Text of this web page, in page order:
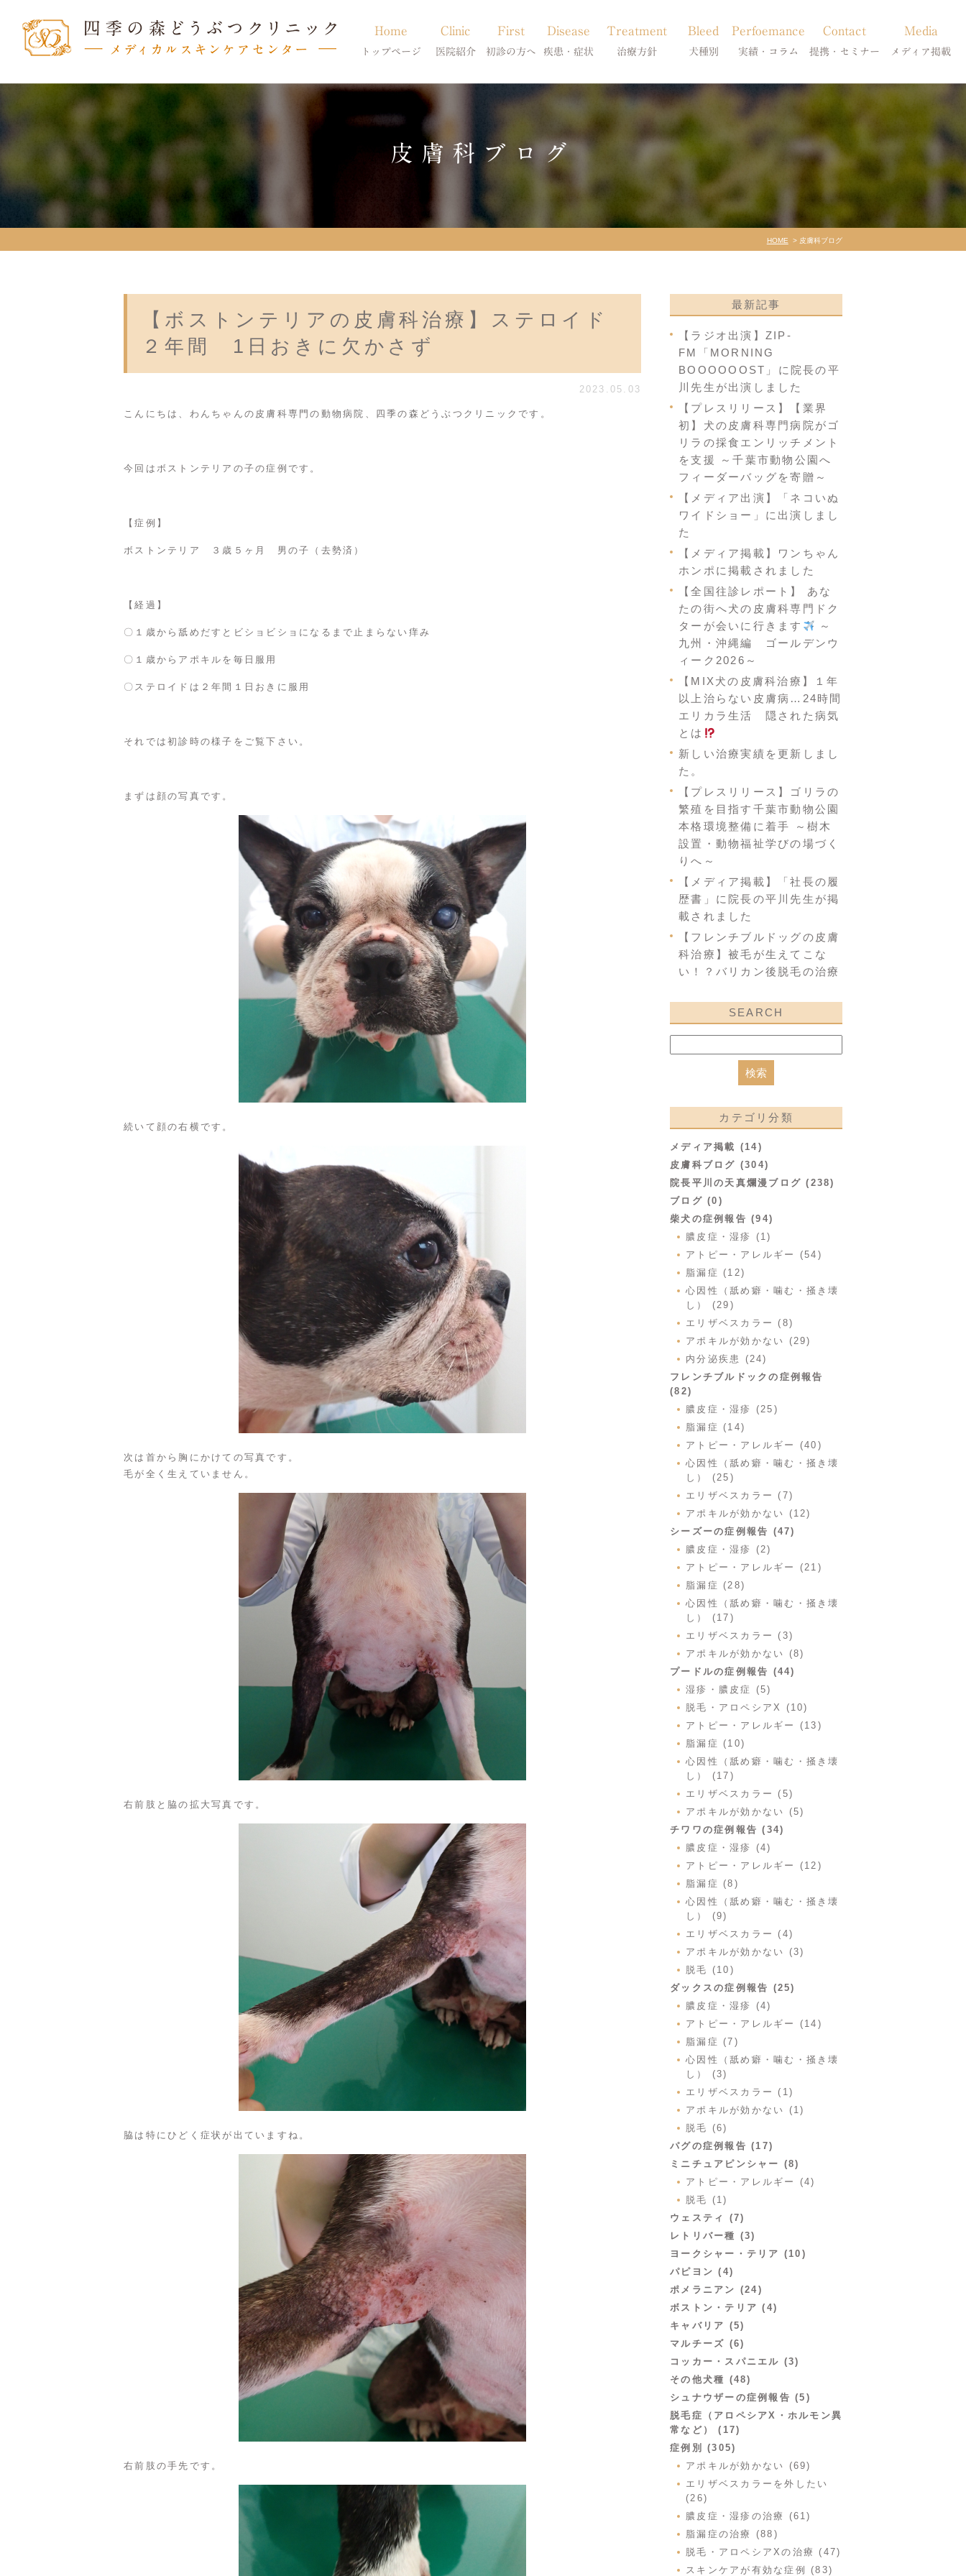
Home
トップページ
Clinic
医院紹介
当院のご紹介
獣医師紹介
First
初診の方へ
初診の方へ
Disease
疾患・症状
アトピー・アレルギー
膿皮症・脂漏症
脱毛症・アロペシアX
アポキルが効かない皮膚病
Treatment
治療方針
体質改善・食事療法
Bleed
犬種別
柴犬の皮膚病
シーズーの皮膚病
フレンチブルドッグの皮膚病
トイプードルの皮膚病
Perfoemance
実績・コラム
症状別
コラム「皮膚科のいろは」
Contact
提携・セミナー
診療提携・セミナー開催
Media
メディア掲載
皮膚科ブログ
HOME 皮膚科ブログ
【ボストンテリアの皮膚科治療】ステロイド
２年間 1日おきに欠かさず
2023.05.03
こんにちは、わんちゃんの皮膚科専門の動物病院、四季の森どうぶつクリニックです。
今回はボストンテリアの子の症例です。
【症例】
ボストンテリア ３歳５ヶ月 男の子（去勢済）
【経過】
〇１歳から舐めだすとビショビショになるまで止まらない痒み
〇１歳からアポキルを毎日服用
〇ステロイドは２年間１日おきに服用
それでは初診時の様子をご覧下さい。
まずは顔の写真です。
続いて顔の右横です。
次は首から胸にかけての写真です。
毛が全く生えていません。
右前肢と脇の拡大写真です。
脇は特にひどく症状が出ていますね。
右前肢の手先です。
最新記事
【ラジオ出演】ZIP-
FM「MORNING
BOOOOOOST」に院長の平
川先生が出演しました
【プレスリリース】【業界
初】犬の皮膚科専門病院がゴ
リラの採食エンリッチメント
を支援 ～千葉市動物公園へ
フィーダーバッグを寄贈～
【メディア出演】「ネコいぬ
ワイドショー」に出演しまし
た
【メディア掲載】ワンちゃん
ホンポに掲載されました
【全国往診レポート】 あな
たの街へ犬の皮膚科専門ドク
ターが会いに行きます
～
九州・沖縄編 ゴールデンウ
ィーク2026～
【MIX犬の皮膚科治療】１年
以上治らない皮膚病…24時間
エリカラ生活 隠された病気
とは
新しい治療実績を更新しまし
た。
【プレスリリース】ゴリラの
繁殖を目指す千葉市動物公園
本格環境整備に着手 ～樹木
設置・動物福祉学びの場づく
りへ～
【メディア掲載】「社長の履
歴書」に院長の平川先生が掲
載されました
【フレンチブルドッグの皮膚
科治療】被毛が生えてこな
い！？バリカン後脱毛の治療
SEARCH
カテゴリ分類
メディア掲載 (14)
皮膚科ブログ (304)
院長平川の天真爛漫ブログ (238)
ブログ (0)
柴犬の症例報告 (94)
膿皮症・湿疹 (1)
アトピー・アレルギー (54)
脂漏症 (12)
心因性（舐め癖・噛む・掻き壊
し） (29)
エリザベスカラー (8)
アポキルが効かない (29)
内分泌疾患 (24)
フレンチブルドックの症例報告
(82)
膿皮症・湿疹 (25)
脂漏症 (14)
アトピー・アレルギー (40)
心因性（舐め癖・噛む・掻き壊
し） (25)
エリザベスカラー (7)
アポキルが効かない (12)
シーズーの症例報告 (47)
膿皮症・湿疹 (2)
アトピー・アレルギー (21)
脂漏症 (28)
心因性（舐め癖・噛む・掻き壊
し） (17)
エリザベスカラー (3)
アポキルが効かない (8)
プードルの症例報告 (44)
湿疹・膿皮症 (5)
脱毛・アロペシアX (10)
アトピー・アレルギー (13)
脂漏症 (10)
心因性（舐め癖・噛む・掻き壊
し） (17)
エリザベスカラー (5)
アポキルが効かない (5)
チワワの症例報告 (34)
膿皮症・湿疹 (4)
アトピー・アレルギー (12)
脂漏症 (8)
心因性（舐め癖・噛む・掻き壊
し） (9)
エリザベスカラー (4)
アポキルが効かない (3)
脱毛 (10)
ダックスの症例報告 (25)
膿皮症・湿疹 (4)
アトピー・アレルギー (14)
脂漏症 (7)
心因性（舐め癖・噛む・掻き壊
し） (3)
エリザベスカラー (1)
アポキルが効かない (1)
脱毛 (6)
パグの症例報告 (17)
ミニチュアピンシャー (8)
アトピー・アレルギー (4)
脱毛 (1)
ウェスティ (7)
レトリバー種 (3)
ヨークシャー・テリア (10)
パピヨン (4)
ポメラニアン (24)
ボストン・テリア (4)
キャバリア (5)
マルチーズ (6)
コッカー・スパニエル (3)
その他犬種 (48)
シュナウザーの症例報告 (5)
脱毛症（アロペシアX・ホルモン異
常など） (17)
症例別 (305)
アポキルが効かない (69)
エリザベスカラーを外したい
(26)
膿皮症・湿疹の治療 (61)
脂漏症の治療 (88)
脱毛・アロペシアXの治療 (47)
スキンケアが有効な症例 (83)